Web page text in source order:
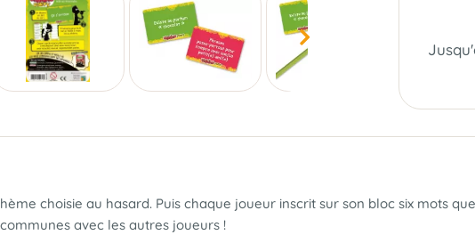
choisie au hasard. Puis chaque joueur inscrit sur son bloc six mots
avec les autres joueurs !